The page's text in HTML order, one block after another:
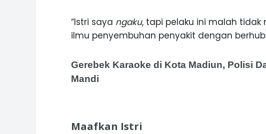
“Istri saya ngaku, tapi pelaku ini malah tidak
ilmu penyembuhan penyakit dengan
Gerebek Karaoke di Kota Madiun, Polisi
Mandi
Maafkan Istri